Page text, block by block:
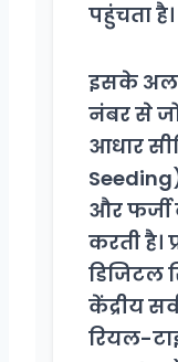
पहुंचता है।
इसके
नंबर से
आधार
और फर्जी
करती है।
डिजिटल
केंद्रीय
रियल-